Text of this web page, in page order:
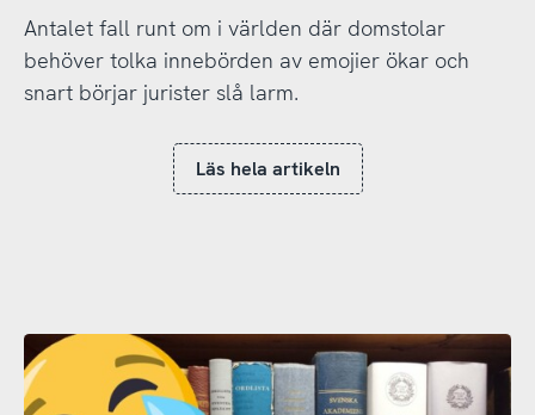
Antalet fall runt om i världen där domstolar
behöver tolka innebörden av emojier ökar och
snart börjar jurister slå larm.
Läs hela artikeln